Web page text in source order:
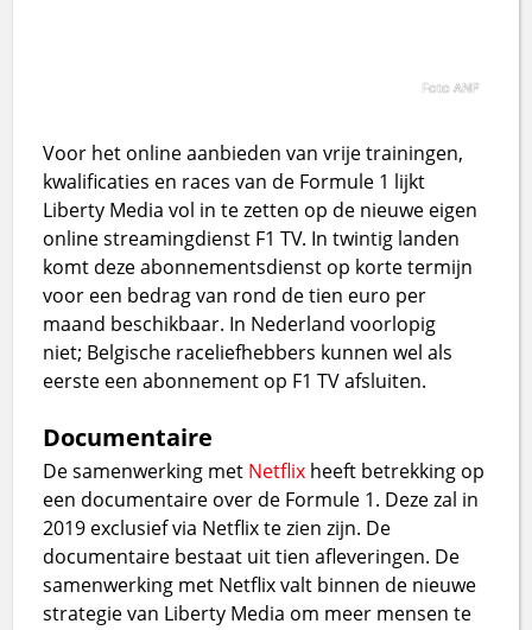
Foto ANP
Voor het online aanbieden van vrije trainingen,
kwalificaties en races van de Formule 1 lijkt
Liberty Media vol in te zetten op de nieuwe eigen
online streamingdienst F1 TV. In twintig landen
komt deze abonnementsdienst op korte termijn
voor een bedrag van rond de tien euro per
maand beschikbaar. In Nederland voorlopig
niet; Belgische raceliefhebbers kunnen wel als
eerste een abonnement op F1 TV afsluiten.
Documentaire
De samenwerking met Netflix heeft betrekking op
een documentaire over de Formule 1. Deze zal in
2019 exclusief via Netflix te zien zijn. De
documentaire bestaat uit tien afleveringen. De
samenwerking met Netflix valt binnen de nieuwe
strategie van Liberty Media om meer mensen te